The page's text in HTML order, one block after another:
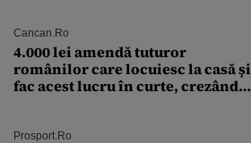
Cancan.ro
4.000 lei amendă tuturor
românilor care locuiesc la casă și
fac acest lucru în curte, crezând
Prosport.ro